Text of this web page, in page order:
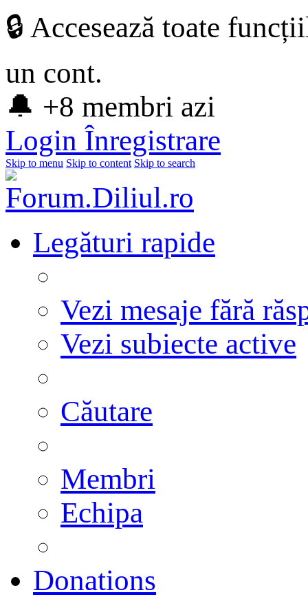
🔒 Accesează toate
un cont.
🔔 +8 membri azi
Login Înregistrare
Skip to menu Skip to content Skip to search
Legături rapide
Vezi mesaje fără
Vezi subiecte active
Căutare
Membri
Echipa
Donations